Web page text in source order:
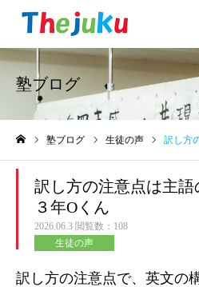
塾ブログ
塾ブログ 生徒の声 訳し方の
訳し方の注意点は主
３年Oくん
2026.06.3 閲覧数：108
生徒の声
訳し方の注意点で、英文の